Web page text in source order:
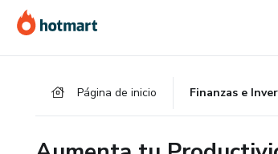
contenido
la
pie
Página de inicio Finanzas e